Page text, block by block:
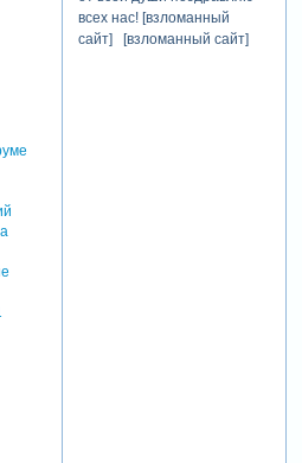
всех нас! [взломанный
сайт] [взломанный сайт]